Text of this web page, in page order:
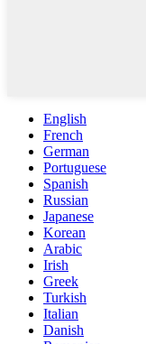
English
French
German
Portuguese
Spanish
Russian
Japanese
Korean
Arabic
Irish
Greek
Turkish
Italian
Danish